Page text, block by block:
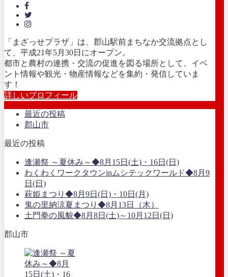
「まざっせプラザ」は、郡山駅前まちなか交流拠点とし
て、平成21年5月30日にオープン。
都市と農村の連携・交流の促進を図る場所として、イベ
ント情報や観光・物産情報などを集約・発信していま
す！
詳しいプロフィール
最近の投稿
郡山市
最近の投稿
逢瀬祭 ～夏休み～◆8月15日(土)・16日(日)
わくわくワークタウンinムシテックワールド◆8月9
日(日)
萩姫まつり◆8月9日(日)・10日(月)
鬼の里納涼夏まつり◆8月13日（木）
土門拳の風貌◆8月8日(土)～10月12日(日)
郡山市